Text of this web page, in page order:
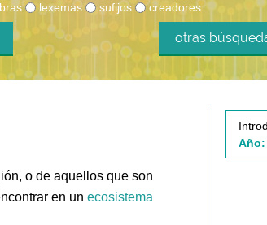
lexemas sufijos creadores
otras
o de aquellos que son
en un ecosistema
Año: